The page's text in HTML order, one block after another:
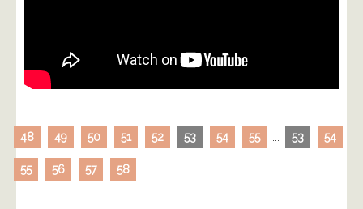
48 49 50 51 52 53 54 55 53 54
55 56 57 58